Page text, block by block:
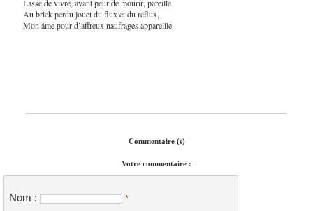
Lasse de vivre, ayant peur de mourir, pareille
Au brick perdu jouet du flux et du reflux,
Mon âme pour d’affreux naufrages appareille.
Commentaire (s)
Votre commentaire :
Nom : *